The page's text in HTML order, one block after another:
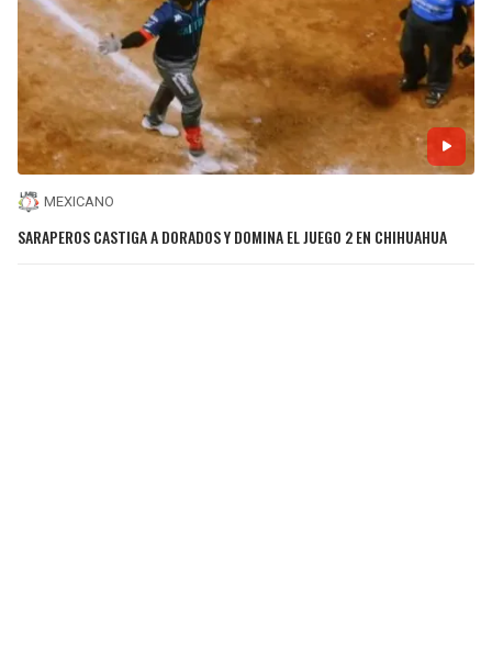
MEXICANO
SARAPEROS CASTIGA A DORADOS Y DOMINA EL JUEGO 2 EN CHIHUAHUA